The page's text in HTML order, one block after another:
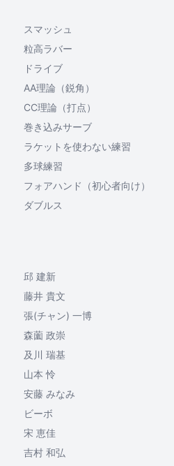
スマッシュ
粒高ラバー
ドライブ
AA理論（鋭角）
CC理論（打点）
巻き込みサーブ
ラケットを使わない練習
多球練習
フォアハンド（初心者向け）
ダブルス
邱 建新
藤井 貴文
張(チャン) 一博
森薗 政崇
及川 瑞基
山本 怜
安藤 みなみ
ビーボ
宋 恵佳
吉村 和弘